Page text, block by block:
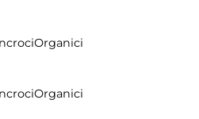
Organici
Organici